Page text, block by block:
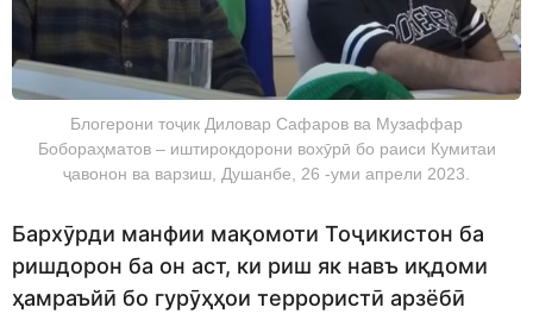
Блогерони тоҷик Диловар Сафаров ва Музаффар
Бобораҳматов – иштирокдорони вохӯрӣ бо раиси Кумитаи
ҷавонон ва варзиш, Душанбе, 26 -уми апрели 2023.
Бархӯрди манфии мақомоти Тоҷикистон ба
ришдорон ба он аст, ки риш як навъ иқдоми
ҳамраъйӣ бо гурӯҳҳои террористӣ арзёбӣ